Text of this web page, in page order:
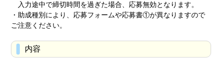
入力途中で締切時間を過ぎた場合、応募無効となります。
・助成種別により、応募フォームや応募書①が異なりますので
ご注意ください。
内容